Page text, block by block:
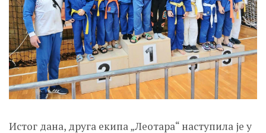
Истог дана, друга екипа „Леотара“ наступила је у